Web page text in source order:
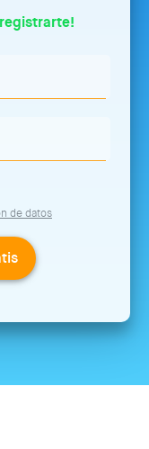
registrarte!
de datos